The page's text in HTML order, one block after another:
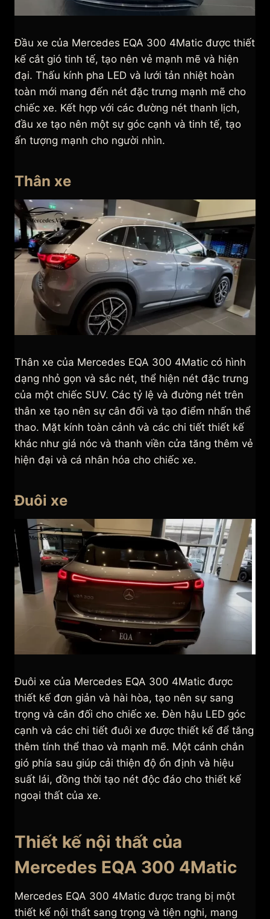
Đầu xe của Mercedes EQA 300 4Matic được thiết
kế cắt gió tinh tế, tạo nên vẻ mạnh mẽ và hiện
đại. Thấu kính pha LED và lưới tản nhiệt hoàn
toàn mới mang đến nét đặc trưng mạnh mẽ cho
chiếc xe. Kết hợp với các đường nét thanh lịch,
đầu xe tạo nên một sự góc cạnh và tinh tế, tạo
ấn tượng mạnh cho người nhìn.
Thân xe
Thân xe của Mercedes EQA 300 4Matic có hình
dạng nhỏ gọn và sắc nét, thể hiện nét đặc trưng
của một chiếc SUV. Các tỷ lệ và đường nét trên
thân xe tạo nên sự cân đối và tạo điểm nhấn thể
thao. Mặt kính toàn cảnh và các chi tiết thiết kế
khác như giá nóc và thanh viền cửa tăng thêm vẻ
hiện đại và cá nhân hóa cho chiếc xe.
Đuôi xe
Đuôi xe của Mercedes EQA 300 4Matic được
thiết kế đơn giản và hài hòa, tạo nên sự sang
trọng và cân đối cho chiếc xe. Đèn hậu LED góc
cạnh và các chi tiết đuôi xe được thiết kế để tăng
thêm tính thể thao và mạnh mẽ. Một cánh chắn
gió phía sau giúp cải thiện độ ổn định và hiệu
suất lái, đồng thời tạo nét độc đáo cho thiết kế
ngoại thất của xe.
Thiết kế nội thất của
Mercedes EQA 300 4Matic
Mercedes EQA 300 4Matic được trang bị một
thiết kế nội thất sang trọng và tiện nghi, mang